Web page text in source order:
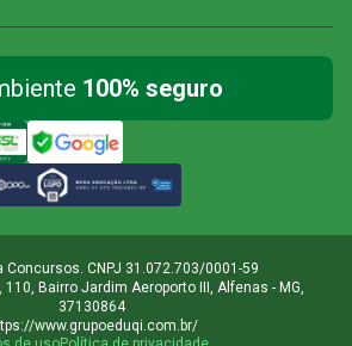
100% seguro
Concursos. CNPJ 31.072.703/0001-59
110, Bairro Jardim Aeroporto III, Alfenas - MG,
37130864
www.grupoeduqi.com.br/